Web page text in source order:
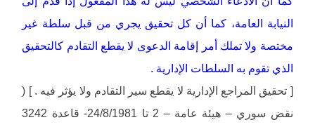
النيابة العامة، كما أن كل تحقيق يجري من قبل سلطة غير
مختصة ولا تملك أمر إقامة الدعوى لا يقطع التقادم كالتحقيق
الذي تقوم به السلطات الإدارية .
[ تحقيق المراجع الإدارية لا يقطع سير التقادم ولا يؤثر فيه . ] (
نقض سوري – هيئة عامة – 2 تا 24/8/1981- قاعدة 3242